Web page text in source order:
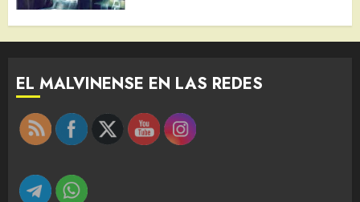
EL MALVINENSE EN LAS REDES